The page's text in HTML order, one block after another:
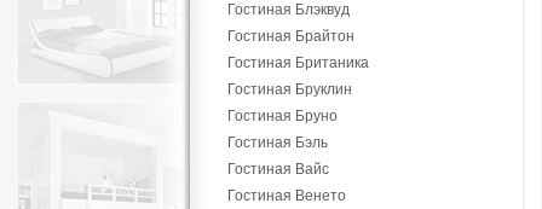
Гостиная Блэквуд
Гостиная Брайтон
Гостиная Британика
Гостиная Бруклин
Гостиная Бруно
Гостиная Бэль
Гостиная Вайс
Гостиная Венето